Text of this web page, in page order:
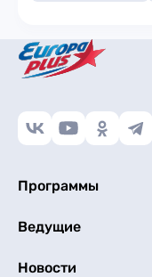
Программы
Ведущие
Новости